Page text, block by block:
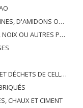
PRODUITS DE PATISSERIE
PARTIES DE PLANTES
FOURRAGE ANIMAL PRÉPARÉ
CHAUX ET CIMENT